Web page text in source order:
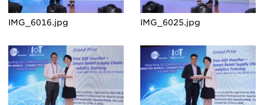
IMG_6016.jpg IMG_6025.jpg